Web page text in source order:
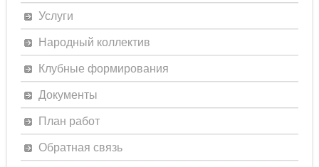
Услуги
Народный коллектив
Клубные формирования
Документы
План работ
Обратная связь